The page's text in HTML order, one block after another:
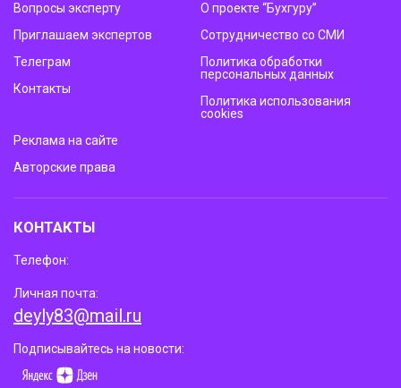
Вопросы эксперту
Приглашаем экспертов
Телеграм
Контакты
О проекте “Бухгуру”
Сотрудничество со СМИ
Политика обработки
персональных данных
Политика использования
cookies
Реклама на сайте
Авторские права
КОНТАКТЫ
Телефон:
Личная почта:
deyly83@mail.ru
Подписывайтесь на новости: